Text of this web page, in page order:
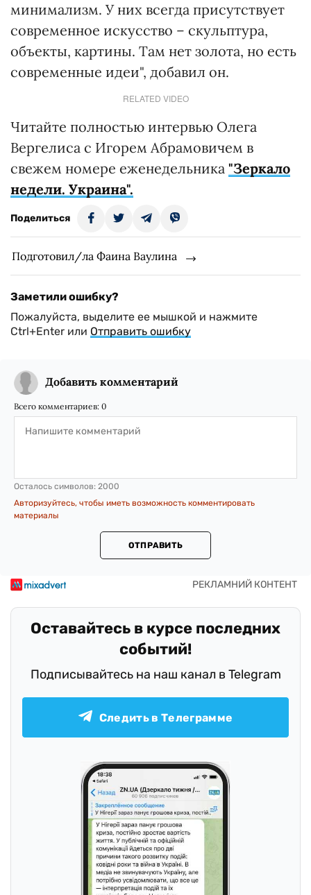
минимализм. У них всегда присутствует
современное искусство – скульптура,
объекты, картины. Там нет золота, но есть
современные идеи", добавил он.
RELATED VIDEO
Читайте полностью интервью Олега
Вергелиса с Игорем Абрамовичем в
свежем номере еженедельника "Зеркало
недели. Украина".
Поделиться
Подготовил/ла Фаина Ваулина
Заметили ошибку?
Пожалуйста, выделите ее мышкой и нажмите
Ctrl+Enter или Отправить ошибку
Добавить комментарий
Всего комментариев: 0
Осталось символов: 2000
Авторизуйтесь, чтобы иметь возможность комментировать
материалы
ОТПРАВИТЬ
Оставайтесь в курсе последних
событий!
Подписывайтесь на наш канал в Telegram
Следить в Телеграмме